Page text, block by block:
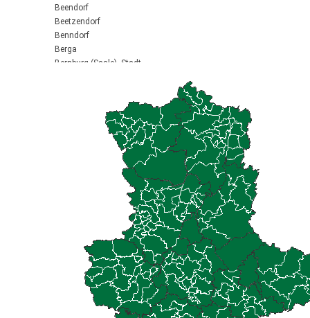
Beendorf
Beetzendorf
Benndorf
Berga
Bernburg (Saale), Stadt
Bitterfeld-Wolfen, Stadt
Blankenburg (Harz), Stadt
Brücken-Hackpfüffel
Bülstringen
Burg, Stadt
Burgstall
Calbe (Saale), Stadt